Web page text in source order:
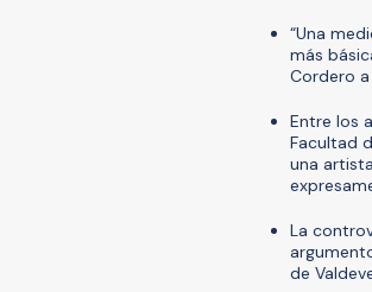
“Una
más
Cordero a
Entre los
Facultad
una
La
de